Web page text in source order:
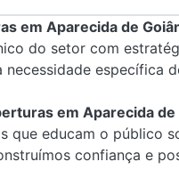
em Aparecida de
do setor com
específica
em Aparecida de
que educam o público
confiança e